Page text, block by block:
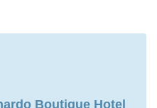
Boutique Hotel